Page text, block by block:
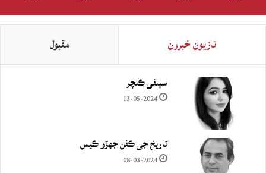
تازيون خبرون مقبول
سيلفي ڪلچر
13-05-2024
تاريخ جي ڪفن جھڙو ڪيس
08-03-2024